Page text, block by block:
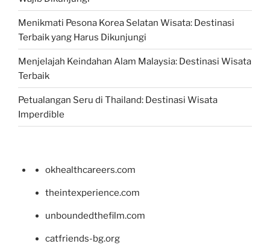
Menikmati Pesona Korea Selatan Wisata: Destinasi
Terbaik yang Harus Dikunjungi
Menjelajah Keindahan Alam Malaysia: Destinasi Wisata
Terbaik
Petualangan Seru di Thailand: Destinasi Wisata
Imperdible
okhealthcareers.com
theintexperience.com
unboundedthefilm.com
catfriends-bg.org